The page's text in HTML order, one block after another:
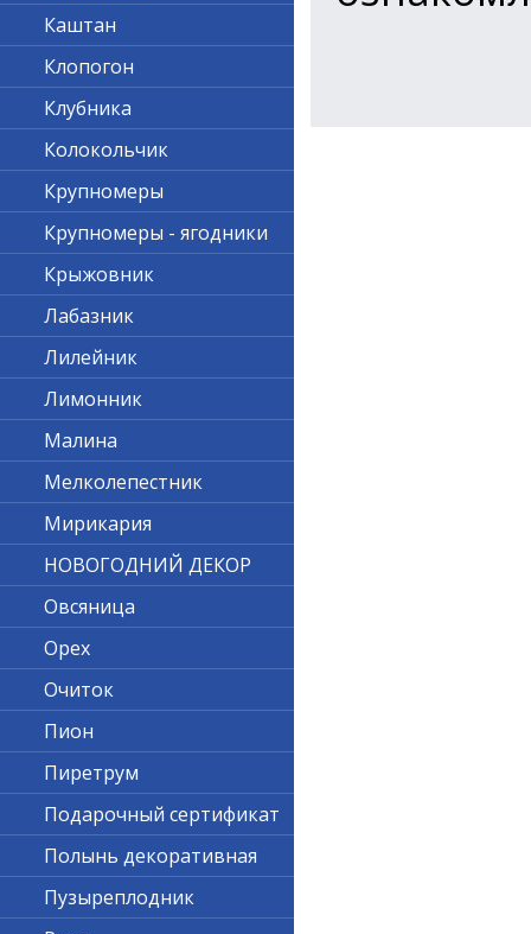
Каштан
Клопогон
Клубника
Колокольчик
Крупномеры
Крупномеры - ягодники
Крыжовник
Лабазник
Лилейник
Лимонник
Малина
Мелколепестник
Мирикария
НОВОГОДНИЙ ДЕКОР
Овсяница
Орех
Очиток
Пион
Пиретрум
Подарочный сертификат
Полынь декоративная
Пузыреплодник